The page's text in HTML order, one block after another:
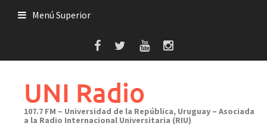
Menú Superior
UNI Radio
107.7 FM – Universidad de la República, Uruguay – Asociada
a la Radio Internacional Universitaria (RIU)